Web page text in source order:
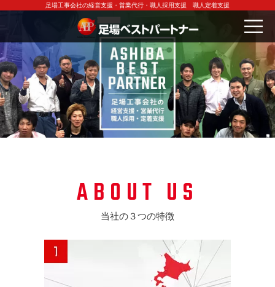
足場工事会社の経営支援・営業代行・職人採用支援 職人定着支援
ABOUT US
当社の３つの特徴